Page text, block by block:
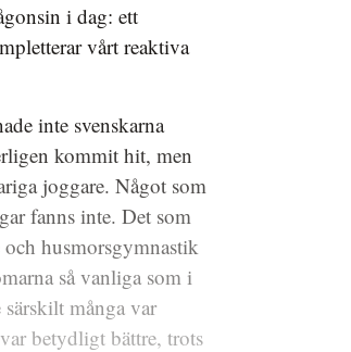
i dag: ett
vårt reaktiva
inte svenskarna
kommit hit, men
joggare. Något som
fanns inte. Det som
husmorsgymnastik
så vanliga som i
många var
betydligt bättre, trots